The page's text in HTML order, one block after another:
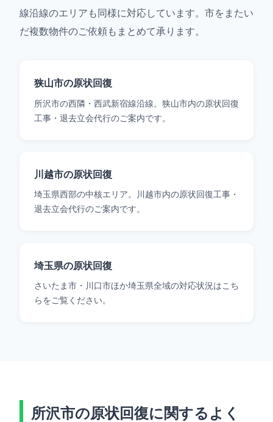
線沿線のエリアも同様に対応しています。市をまたい
だ複数物件のご依頼もまとめて承ります。
狭山市の原状回復
所沢市の西隣・西武新宿線沿線。狭山市内の原状回復
工事・退去立会代行のご案内です。
川越市の原状回復
埼玉県西部の中核エリア。川越市内の原状回復工事・
退去立会代行のご案内です。
埼玉県の原状回復
さいたま市・川口市ほか埼玉県全域の対応状況はこち
らをご覧ください。
所沢市の原状回復に関するよく